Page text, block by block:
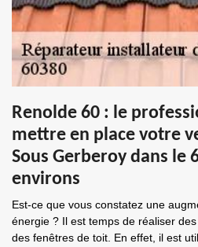
Renolde 60 : le
mettre en place votre
Sous Gerberoy dans le
environs
Est-ce que vous constatez une
énergie ? Il est temps de réaliser
des fenêtres de toit. En effet, il est